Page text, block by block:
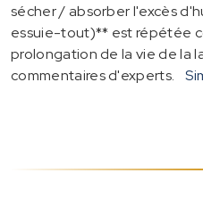
sécher / absorber l'excès
essuie-tout)** est répétée
prolongation de la vie de la
commentaires d'experts.